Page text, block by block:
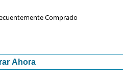
Comprado
Ahora